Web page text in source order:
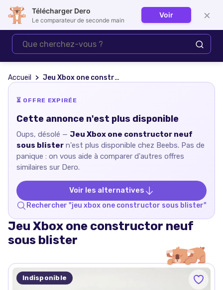
Se connecter
Accueil Jeu Xbox one constructor neuf sous blister
⏳ OFFRE EXPIRÉE
Cette annonce n'est plus disponible
Oups, désolé — Jeu Xbox one constructor neuf
sous blister n'est plus disponible chez Beebs. Pas de
panique : on vous aide à comparer d'autres offres
similaires sur Dero.
Voir les alternatives
Rechercher "jeu xbox one constructor sous blister"
Jeu Xbox one constructor neuf
sous blister
Indisponible
Télécharger Dero
Le comparateur de seconde main
Voir ×